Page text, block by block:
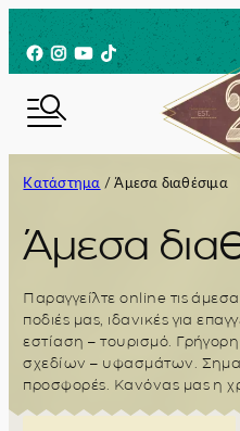
στο
περιεχόμενο
Facebook
Instagram
YouTube
TikTok
Κατάστημα / Άμεσα διαθέσιμα
Άμεσα
Παραγγείλτε online τις άμεσα
ποδιές μας, ιδανικές για
εστίαση – τουρισμό.
σχεδίων – υφασμάτων.
προσφορές. Κανόνας μας η